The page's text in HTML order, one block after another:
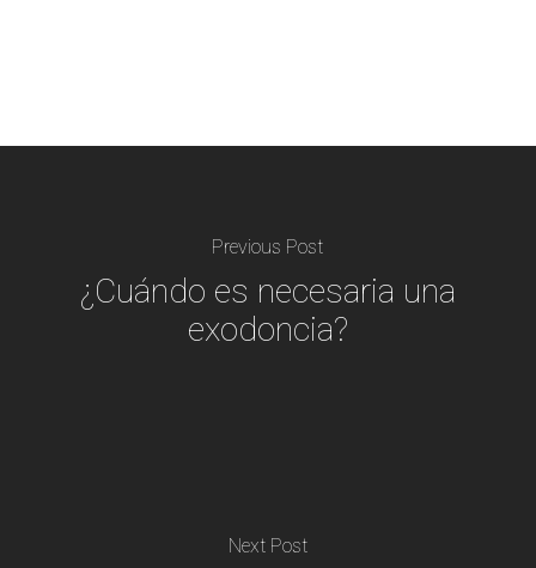
Previous Post
¿Cuándo es necesaria una
exodoncia?
Next Post